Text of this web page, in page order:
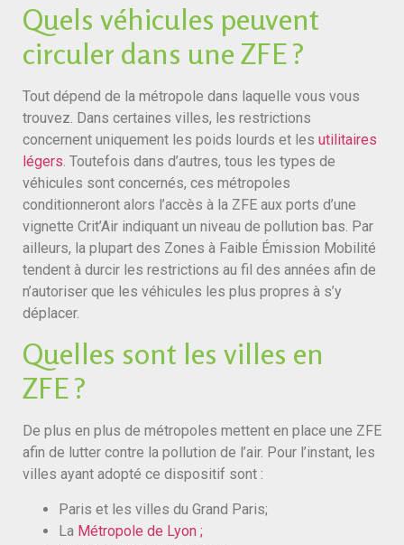
Quels véhicules peuvent
circuler dans une ZFE ?
Tout dépend de la métropole dans laquelle vous vous
trouvez. Dans certaines villes, les restrictions
concernent uniquement les poids lourds et les utilitaires
légers . Toutefois dans d’autres, tous les types de
véhicules sont concernés, ces métropoles
conditionneront alors l’accès à la ZFE aux ports d’une
vignette Crit’Air indiquant un niveau de pollution bas. Par
ailleurs, la plupart des Zones à Faible Émission Mobilité
tendent à durcir les restrictions au fil des années afin de
n’autoriser que les véhicules les plus propres à s’y
déplacer.
Quelles sont les villes en
ZFE ?
De plus en plus de métropoles mettent en place une ZFE
afin de lutter contre la pollution de l’air. Pour l’instant, les
villes ayant adopté ce dispositif sont :
Paris et les villes du Grand Paris;
La Métropole de Lyon ;